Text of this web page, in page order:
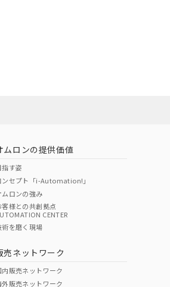
O
ムロンの提供価値
指す姿
ンセプト「i-Automation!」
ムロンの強み
客様との共創拠点
CENTER
術を磨く現場
売ネットワーク
内販売ネットワーク
外販売ネットワーク